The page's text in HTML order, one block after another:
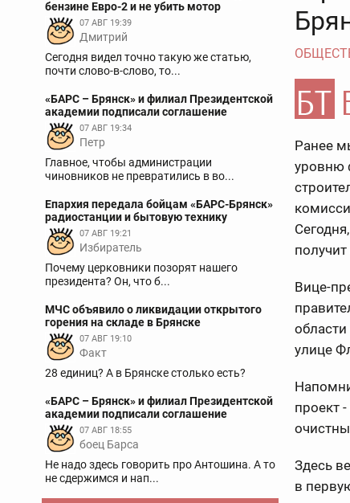
бензине Евро-2 и не убить мотор
07 АВГ 19:39
Дмитрий
Сегодня видел точно такую же статью,
почти слово-в-слово, то...
«БАРС – Брянск» и филиал Президентской
академии подписали соглашение
07 АВГ 19:34
Петр
Главное, чтобы администрации
чиновников не превратились в во...
Епархия передала бойцам «БАРС-Брянск»
радиостанции и бытовую технику
07 АВГ 19:21
Избиратель
Почему церковники позорят нашего
президента? Он, что б...
МЧС объявило о ликвидации открытого
горения на складе в Брянске
07 АВГ 19:10
Факт
28 единиц? А в Брянске столько есть?
«БАРС – Брянск» и филиал Президентской
академии подписали соглашение
07 АВГ 18:55
боец Барса
Не надо здесь говорить про Антошина. А то
не сдержимся и нап...
Ранее
уровню
Вице-
улице
проект
Здесь
в